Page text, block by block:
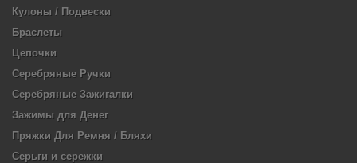
Кулоны / Подвески
Браслеты
Цепочки
Серебряные Ручки
Серебряные Зажигалки
Зажимы для Денег
Пряжки Для Ремня / Бляхи
Серьги и сережки